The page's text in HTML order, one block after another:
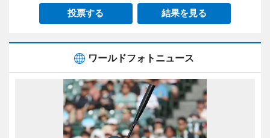
投票する 結果を見る
ワールドフォトニュース